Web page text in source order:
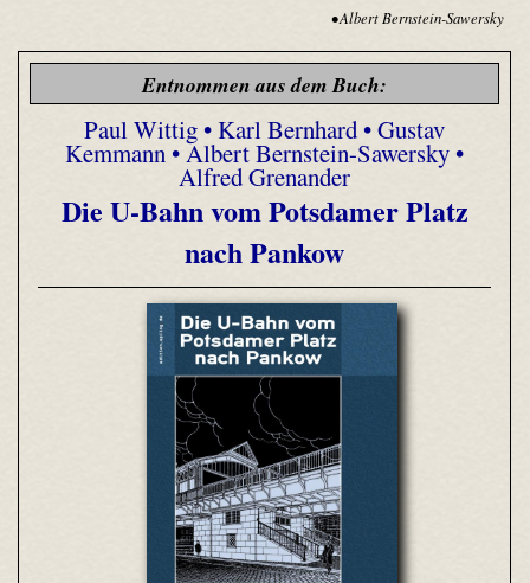
• Albert Bernstein-Sawersky
Entnommen aus dem Buch:
Paul Wittig • Karl Bernhard • Gustav
Kemmann • Albert Bernstein-Sawersky •
Alfred Grenander
Die U-Bahn vom Potsdamer Platz
nach Pankow